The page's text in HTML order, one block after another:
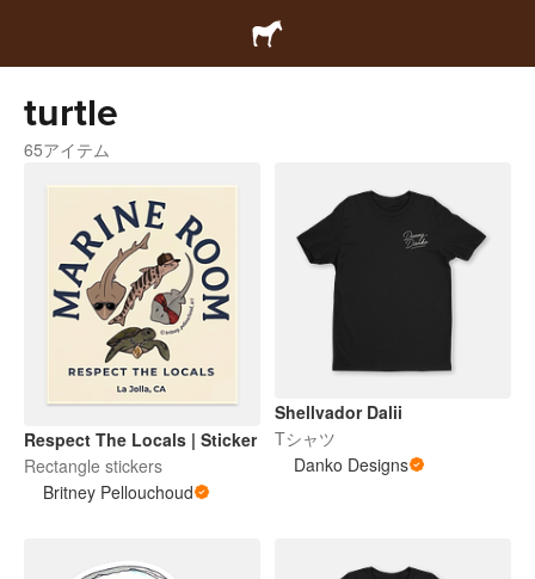
turtle
65アイテム
Respect The Locals | Sticker
Rectangle stickers
Britney Pellouchoud
Shellvador Dalii
Tシャツ
Danko Designs